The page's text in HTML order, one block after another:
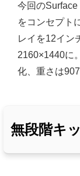
今回の
をコンセプト
レイを12イン
2160×1440に
化、重さは
無段階キ